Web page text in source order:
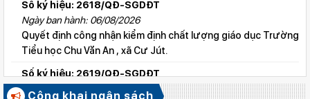
Số ký hiệu: 2618/QĐ-SGDĐT
Ngày ban hành: 06/08/2026
Quyết định công nhận kiểm định chất lượng giáo dục Trường
Tiểu học Chu Văn An , xã Cư Jút.
Số ký hiệu: 2619/QĐ-SGDĐT
Ngày ban hành: 06/08/2026
Công khai ngân sách